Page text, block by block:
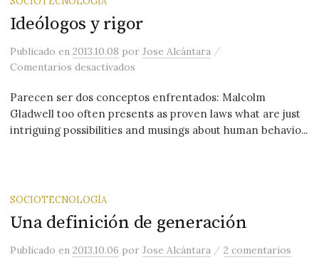
Ideólogos y rigor
Publicadoen2013.10.08 porJose Alcántara /
Comentarios desactivados
Parecen ser dos conceptos enfrentados: Malcolm
Gladwell too often presents as proven laws what are just
intriguing possibilities and musings about human behavio...
SOCIOTECNOLOGÍA
Una definición de generación
Publicadoen2013.10.06 porJose Alcántara /2 comentarios